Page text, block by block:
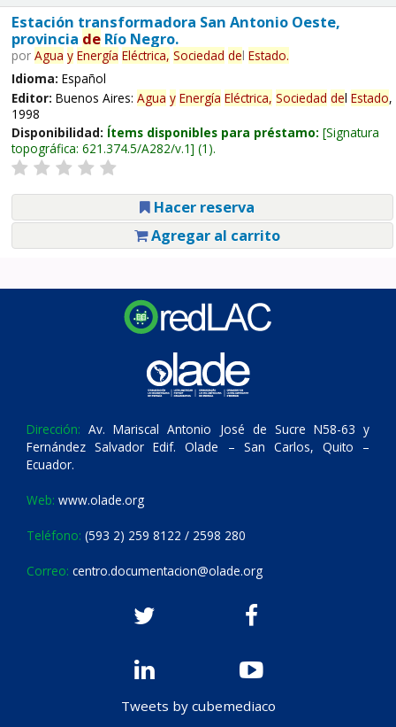
Estación transformadora San Antonio Oeste,
provincia deRío Negro.
por Agua y Energía Eléctrica, Sociedad del Estado.
Idioma: Español
Editor: Buenos Aires: Agua y Energía Eléctrica, Sociedad del Estado,
1998
Disponibilidad: Ítems disponibles para préstamo: Signatura
topográfica: 621.374.5/A282/v.1 (1).
Hacer reserva
Agregar al carrito
Dirección: Av. Mariscal Antonio José de Sucre N58-63 y
Fernández Salvador Edif. Olade – San Carlos, Quito –
Ecuador.
Web: www.olade.org
Teléfono: (593 2) 259 8122 / 2598 280
Correo: centro.documentacion@olade.org
Tweets by cubemediaco